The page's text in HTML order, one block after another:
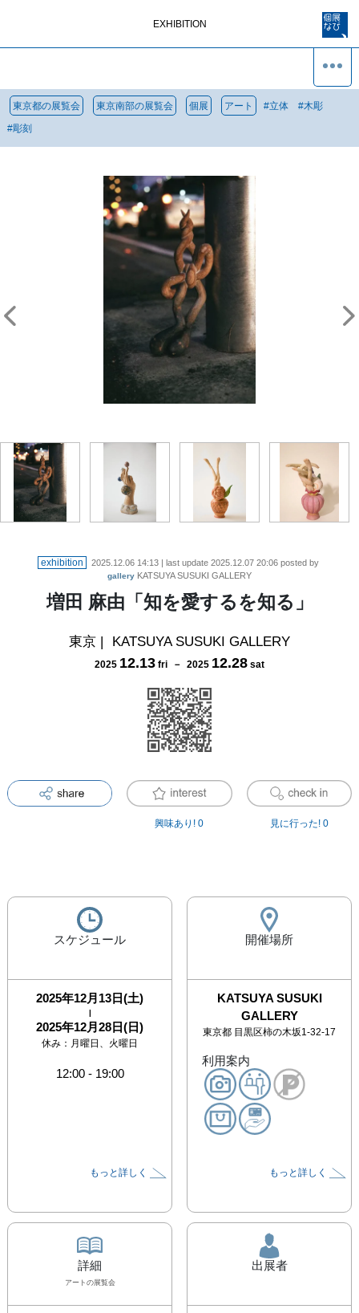
EXHIBITION
東京都の展覧会 東京南部の展覧会 個展 アート #立体 #木彫
#彫刻
exhibition 2025.12.06 14:13 | last update 2025.12.07 20:06 posted by
gallery KATSUYA SUSUKI GALLERY
増田 麻由「知を愛するを知る」
東京 | KATSUYA SUSUKI GALLERY
2025 12.13 fri － 2025 12.28 sat
興味あり! 0 見に行った! 0
スケジュール
2025年12月13日(土)
|
2025年12月28日(日)
休み： 月曜日、火曜日
12:00- 19:00
もっと詳しく
開催場所
KATSUYA SUSUKI
GALLERY
東京都 目黒区柿の木坂1-32-17
利用案内
もっと詳しく
詳細
アート の展覧会
出展者